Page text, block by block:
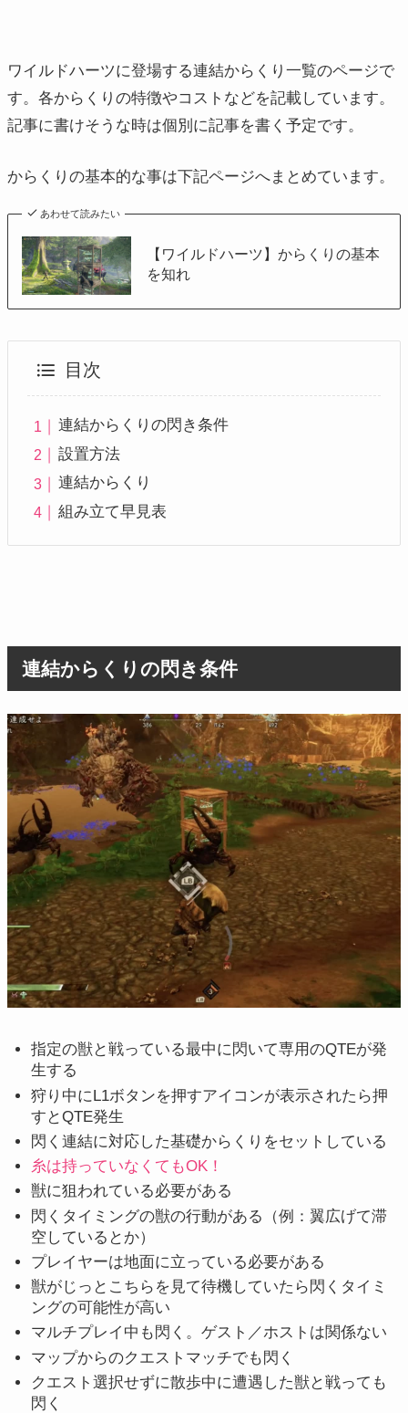
ワイルドハーツに登場する連結からくり一覧のページで
す。各からくりの特徴やコストなどを記載しています。
記事に書けそうな時は個別に記事を書く予定です。
からくりの基本的な事は下記ページへまとめています。
あわせて読みたい
【ワイルドハーツ】からくりの基本
を知れ
目次
連結からくりの閃き条件
設置方法
連結からくり
組み立て早見表
連結からくりの閃き条件
指定の獣と戦っている最中に閃いて専用のQTEが発
生する
狩り中にL1ボタンを押すアイコンが表示されたら押
すとQTE発生
閃く連結に対応した基礎からくりをセットしている
糸は持っていなくてもOK！
獣に狙われている必要がある
閃くタイミングの獣の行動がある（例：翼広げて滞
空しているとか）
プレイヤーは地面に立っている必要がある
獣がじっとこちらを見て待機していたら閃くタイミ
ングの可能性が高い
マルチプレイ中も閃く。ゲスト／ホストは関係ない
マップからのクエストマッチでも閃く
クエスト選択せずに散歩中に遭遇した獣と戦っても
閃く